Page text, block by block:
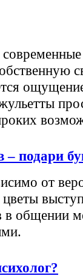
– подари
от
в общении